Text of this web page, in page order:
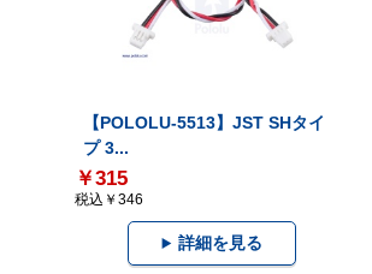
【POLOLU-5513】JST SHタイ
プ 3...
￥315
税込￥346
詳細を見る